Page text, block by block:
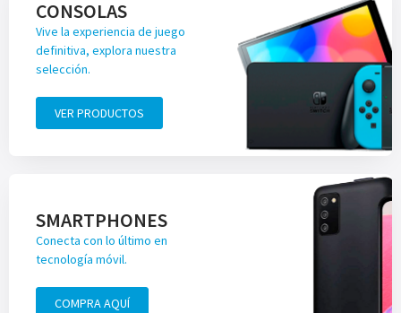
CONSOLAS
Vive la experiencia de juego
definitiva, explora nuestra
selección.
VER PRODUCTOS
SMARTPHONES
Conecta con lo último en
tecnología móvil.
COMPRA AQUÍ